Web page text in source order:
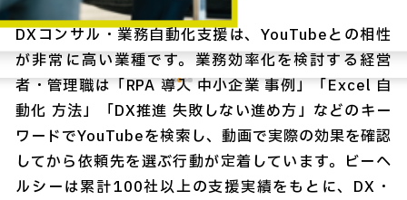
DXコンサル・業務自動化支援は、YouTubeとの相性
が非常に高い業種です。業務効率化を検討する経営
者・管理職は「RPA 導入 中小企業 事例」「Excel 自
動化 方法」「DX推進 失敗しない進め方」などのキー
ワードでYouTubeを検索し、動画で実際の効果を確認
してから依頼先を選ぶ行動が定着しています。ビーヘ
ルシーは累計100社以上の支援実績をもとに、DX・